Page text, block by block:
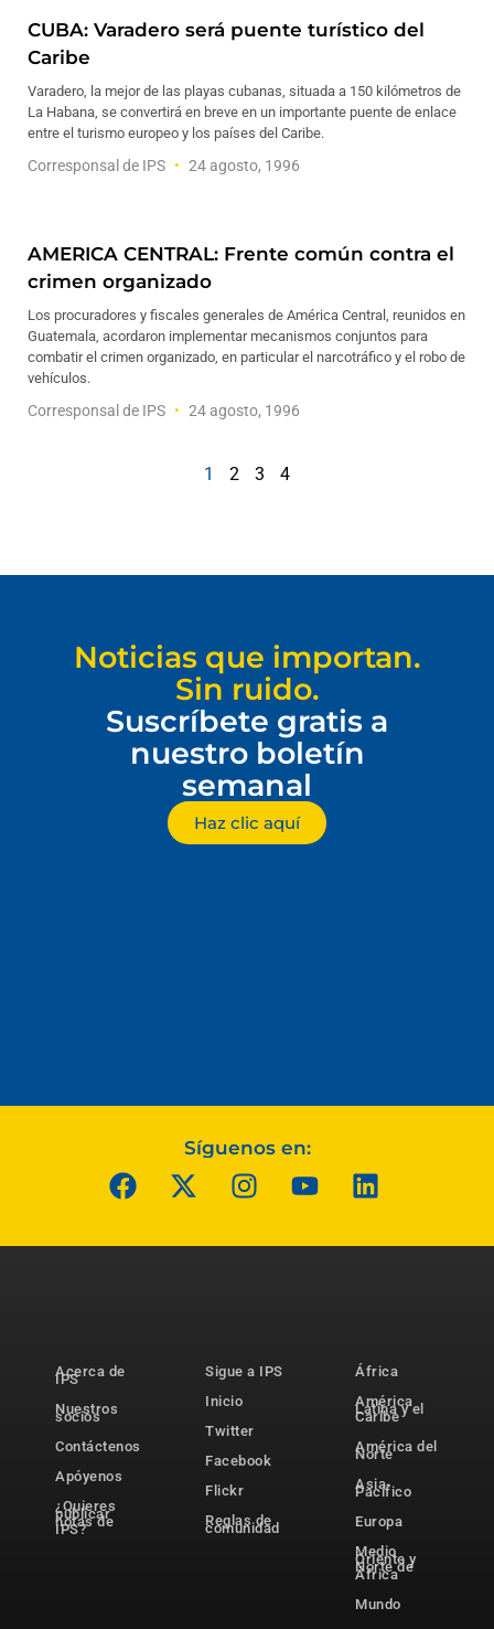
CUBA: Varadero será puente turístico del
Caribe
Varadero, la mejor de las playas cubanas, situada a 150 kilómetros de
La Habana, se convertirá en breve en un importante puente de enlace
entre el turismo europeo y los países del Caribe.
Corresponsal de IPS 24 agosto, 1996
AMERICA CENTRAL: Frente común contra el
crimen organizado
Los procuradores y fiscales generales de América Central, reunidos en
Guatemala, acordaron implementar mecanismos conjuntos para
combatir el crimen organizado, en particular el narcotráfico y el robo de
vehículos.
Corresponsal de IPS 24 agosto, 1996
1 2 3 4
Noticias que importan.
Sin ruido.
Suscríbete gratis a
nuestro boletín
semanal
Haz clic aquí
Síguenos en:
Acerca de
IPS
Nuestros
socios
Contáctenos
Apóyenos
¿Quieres
publicar
notas de
IPS?
Sigue a IPS
Inicio
Twitter
Facebook
Flickr
Reglas de
comunidad
África
América
Latina y el
Caribe
América del
Norte
Asia-
Pacífico
Europa
Medio
Oriente y
Norte de
África
Mundo